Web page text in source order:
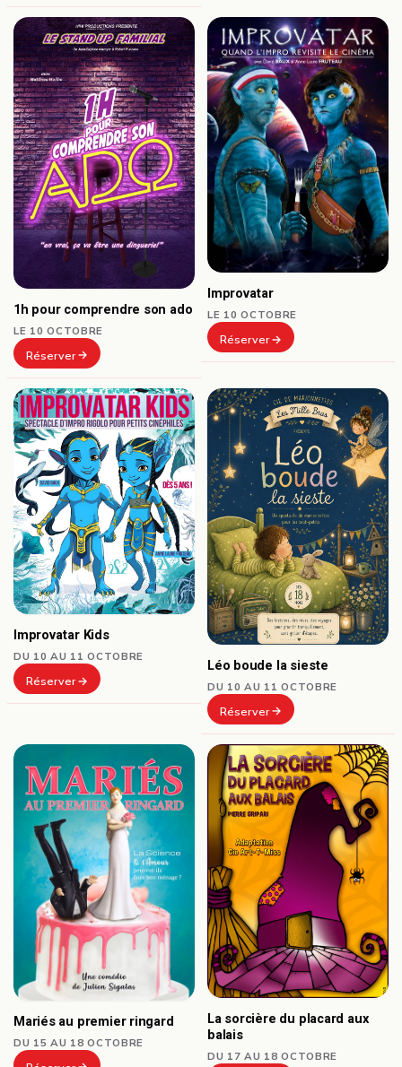
1h pour comprendre son ado
LE 10 OCTOBRE
Réserver
Improvatar
LE 10 OCTOBRE
Réserver
Improvatar Kids
DU 10 AU 11 OCTOBRE
Réserver
Léo boude la sieste
DU 10 AU 11 OCTOBRE
Réserver
Mariés au premier ringard
DU 15 AU 18 OCTOBRE
La sorcière du placard aux
balais
DU 17 AU 18 OCTOBRE